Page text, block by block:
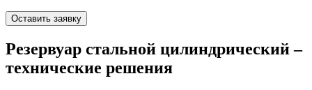
Оставить заявку
Резервуар стальной цилиндрический –
технические решения